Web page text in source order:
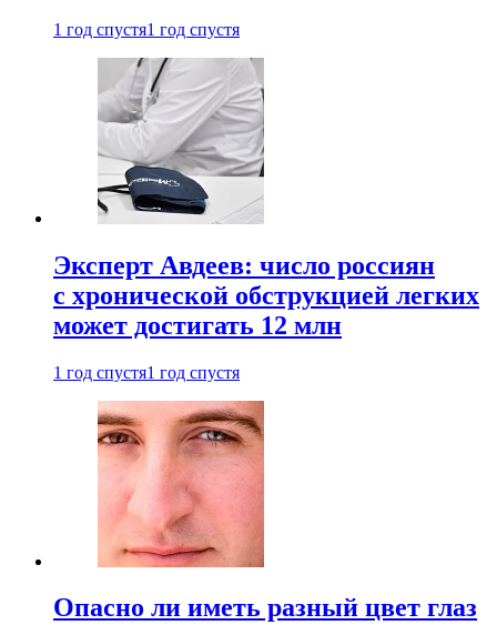
1 год спустя1 год спустя
Эксперт Авдеев: число россиян
с хронической обструкцией легких
может достигать 12 млн
1 год спустя1 год спустя
Опасно ли иметь разный цвет глаз